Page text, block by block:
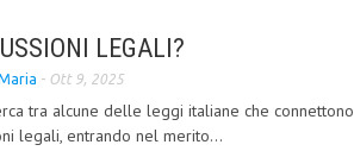
LEGALI?
- Ott 9, 2025
tra alcune delle leggi italiane che connettono
legali, entrando nel merito...